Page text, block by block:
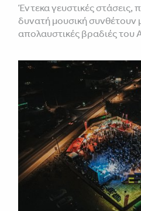
Έντεκα γευστικές στάσεις,
δυνατή μουσική συνθέτουν
απολαυστικές βραδιές του